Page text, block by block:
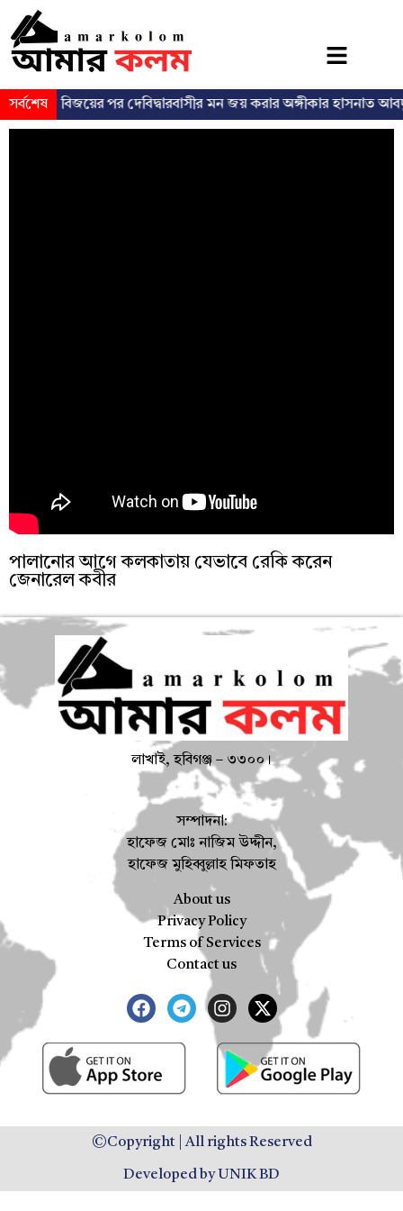
সর্বশেষ
ভোটে বিজয়ের পর দেবিদ্বারবাসীর মন জয় করার অঙ্গীকার হাসনাত
পালানোর আগে কলকাতায় যেভাবে রেকি করেন
জেনারেল কবীর
লাখাই, হবিগঞ্জ – ৩৩০০।
সম্পাদনা:
হাফেজ মোঃ নাজিম উদ্দীন,
হাফেজ মুহিব্বুল্লাহ মিফতাহ
About us
Privacy Policy
Terms of Services
Contact us
©Copyright | All rights Reserved
Developed by UNIK BD